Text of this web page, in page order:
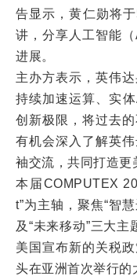
告显示，黄仁勋将
讲，分享人工智能
进展。
主办方表示，英伟
持续加速运算、实
创新极限，将过去
有机会深入了解英
袖交流，共同打造更
本届COMPUTEX
t”为主轴，聚焦“智
及“未来移动”三大
美国宣布新的关税
头在亚洲首次举行的